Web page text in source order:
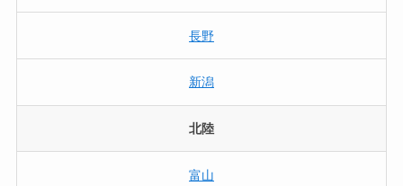
長野
新潟
北陸
富山